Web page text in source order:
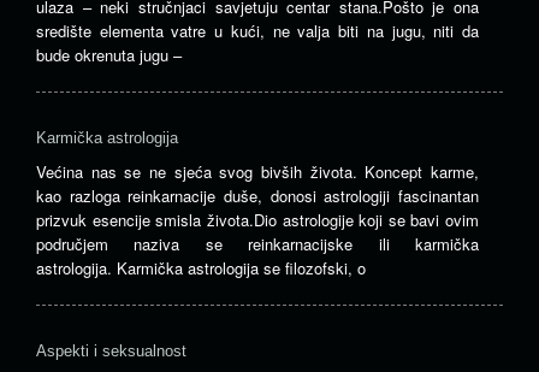
ulaza – neki stručnjaci savjetuju centar stana.Pošto je ona
središte elementa vatre u kući, ne valja biti na jugu, niti da
bude okrenuta jugu –
Karmička astrologija
Većina nas se ne sjeća svog bivših života. Koncept karme,
kao razloga reinkarnacije duše, donosi astrologiji fascinantan
prizvuk esencije smisla života.Dio astrologije koji se bavi ovim
područjem naziva se reinkarnacijske ili karmička
astrologija. Karmička astrologija se filozofski, o
Aspekti i seksualnost